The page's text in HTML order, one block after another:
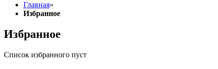
Главная»
Избранное
Избранное
Список избранного пуст